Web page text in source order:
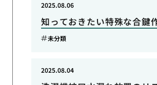
知っておきたい特殊な合鍵
2025.08.06
未分類
2025.08.04